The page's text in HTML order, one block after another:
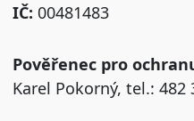
IČ: 00481483
Pověřenec pro
Karel Pokorný, tel.: 482